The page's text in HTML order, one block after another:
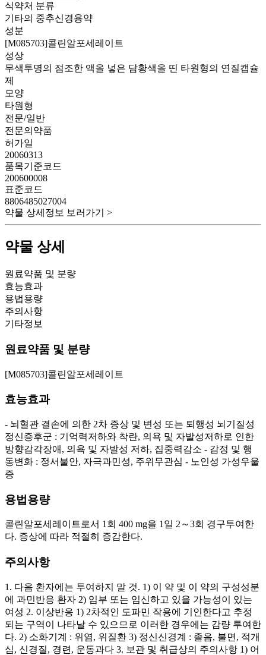
식약처 분류
기타의 중추신경용약
성분
[M085703]콜린알포세레이트
성상
무색투명의 점조한 액을 넣은 담황색을 띤 타원형의 연질캡슐
제
모양
타원형
전문/일반
전문의약품
허가일
20060313
품목기준코드
200600008
표준코드
8806485027004
약물 상세정보 보러가기 >
약물 상세
원료약품 및 분량
효능효과
용법용량
주의사항
기타정보
원료약품 및 분량
[M085703]콜린알포세레이트
효능효과
- 뇌혈관 결손에 의한 2차 증상 및 변성 또는 퇴행성 뇌기질성
정신증후군 : 기억력저하와 착란, 의욕 및 자발성저하로 인한
방향감각장애, 의욕 및 자발성 저하, 집중력감소 - 감정 및 행
동변화 : 정서불안, 자극과민성, 주위무관심 - 노인성 가성우울
증
용법용량
콜린알포세레이트로서 1회 400 mg을 1일 2～3회 경구투여한
다. 증상에 따라 적절히 증감한다.
주의사항
1. 다음 환자에는 투여하지 말 것. 1) 이 약 및 이 약의 구성성분
에 과민반응 환자 2) 임부 또는 임신하고 있을 가능성이 있는
여성 2. 이상반응 1) 2차적인 도파민 작용에 기인한다고 추정
되는 구역이 나타날 수 있으므로 이러한 경우에는 감량 투여한
다. 2) 소화기계 : 위염, 위질환 3) 정신신경계 : 졸음, 불면, 적개
심, 신경질, 경련, 운동과다 3. 보관 및 취급상의 주의사항 1) 어